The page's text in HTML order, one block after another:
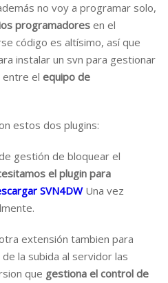
no voy a programar solo,
programadoresen el
código es altísimo, así que
instalar un svn para gestionar
el equipo de
estos dos plugins:
gestión de bloquear el
el plugin para
SVN4DW Una vez
extensión tambien para
la subida al servidor las
que gestiona el control de